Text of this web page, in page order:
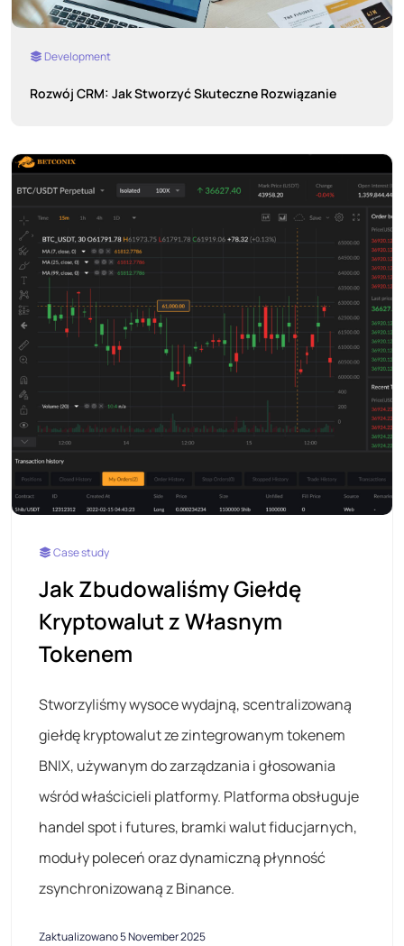
Development
Rozwój CRM: Jak Stworzyć Skuteczne Rozwiązanie
Case study
Jak Zbudowaliśmy Giełdę
Kryptowalut z Własnym
Tokenem
Stworzyliśmy wysoce wydajną, scentralizowaną
giełdę kryptowalut ze zintegrowanym tokenem
BNIX, używanym do zarządzania i głosowania
wśród właścicieli platformy. Platforma obsługuje
handel spot i futures, bramki walut fiducjarnych,
moduły poleceń oraz dynamiczną płynność
zsynchronizowaną z Binance.
Zaktualizowano 5 November 2025